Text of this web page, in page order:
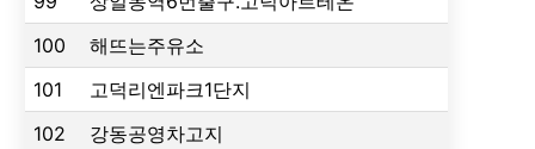
100
해뜨는주유소
101
고덕리엔파크1단지
102
강동공영차고지